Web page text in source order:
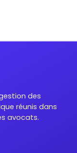
des
réunis dans
avocats.